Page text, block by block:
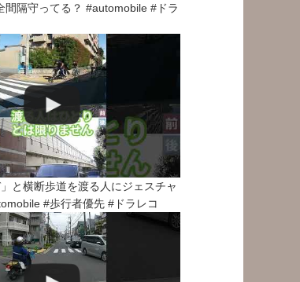
間隔守ってる？ #automobile #ドラ
」と横断歩道を渡る人にジェスチャ
#歩行者優先 #ドラレコ